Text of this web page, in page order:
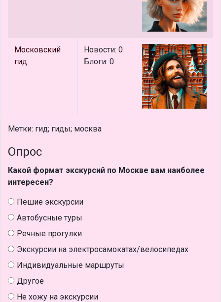
Московский
гид
Новости: 0
Блоги: 0
Метки: гид; гиды; москва
Опрос
Какой формат экскурсий по Москве вам наиболее
интересен?
Пешие экскурсии
Автобусные туры
Речные прогулки
Экскурсии на электросамокатах/велосипедах
Индивидуальные маршруты
Другое
Не хожу на экскурсии